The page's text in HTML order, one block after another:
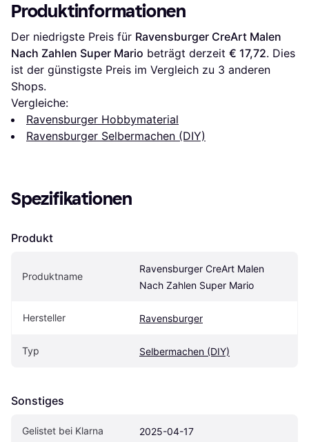
Produktinformationen
Der niedrigste Preis für Ravensburger CreArt Malen
Nach Zahlen Super Mario beträgt derzeit € 17,72. Dies
ist der günstigste Preis im Vergleich zu 3 anderen
Shops.
Vergleiche:
Ravensburger Hobbymaterial
Ravensburger Selbermachen (DIY)
Spezifikationen
Produkt
Produktname
Ravensburger CreArt Malen
Nach Zahlen Super Mario
Hersteller Ravensburger
Typ Selbermachen (DIY)
Sonstiges
Gelistet bei Klarna 2025-04-17